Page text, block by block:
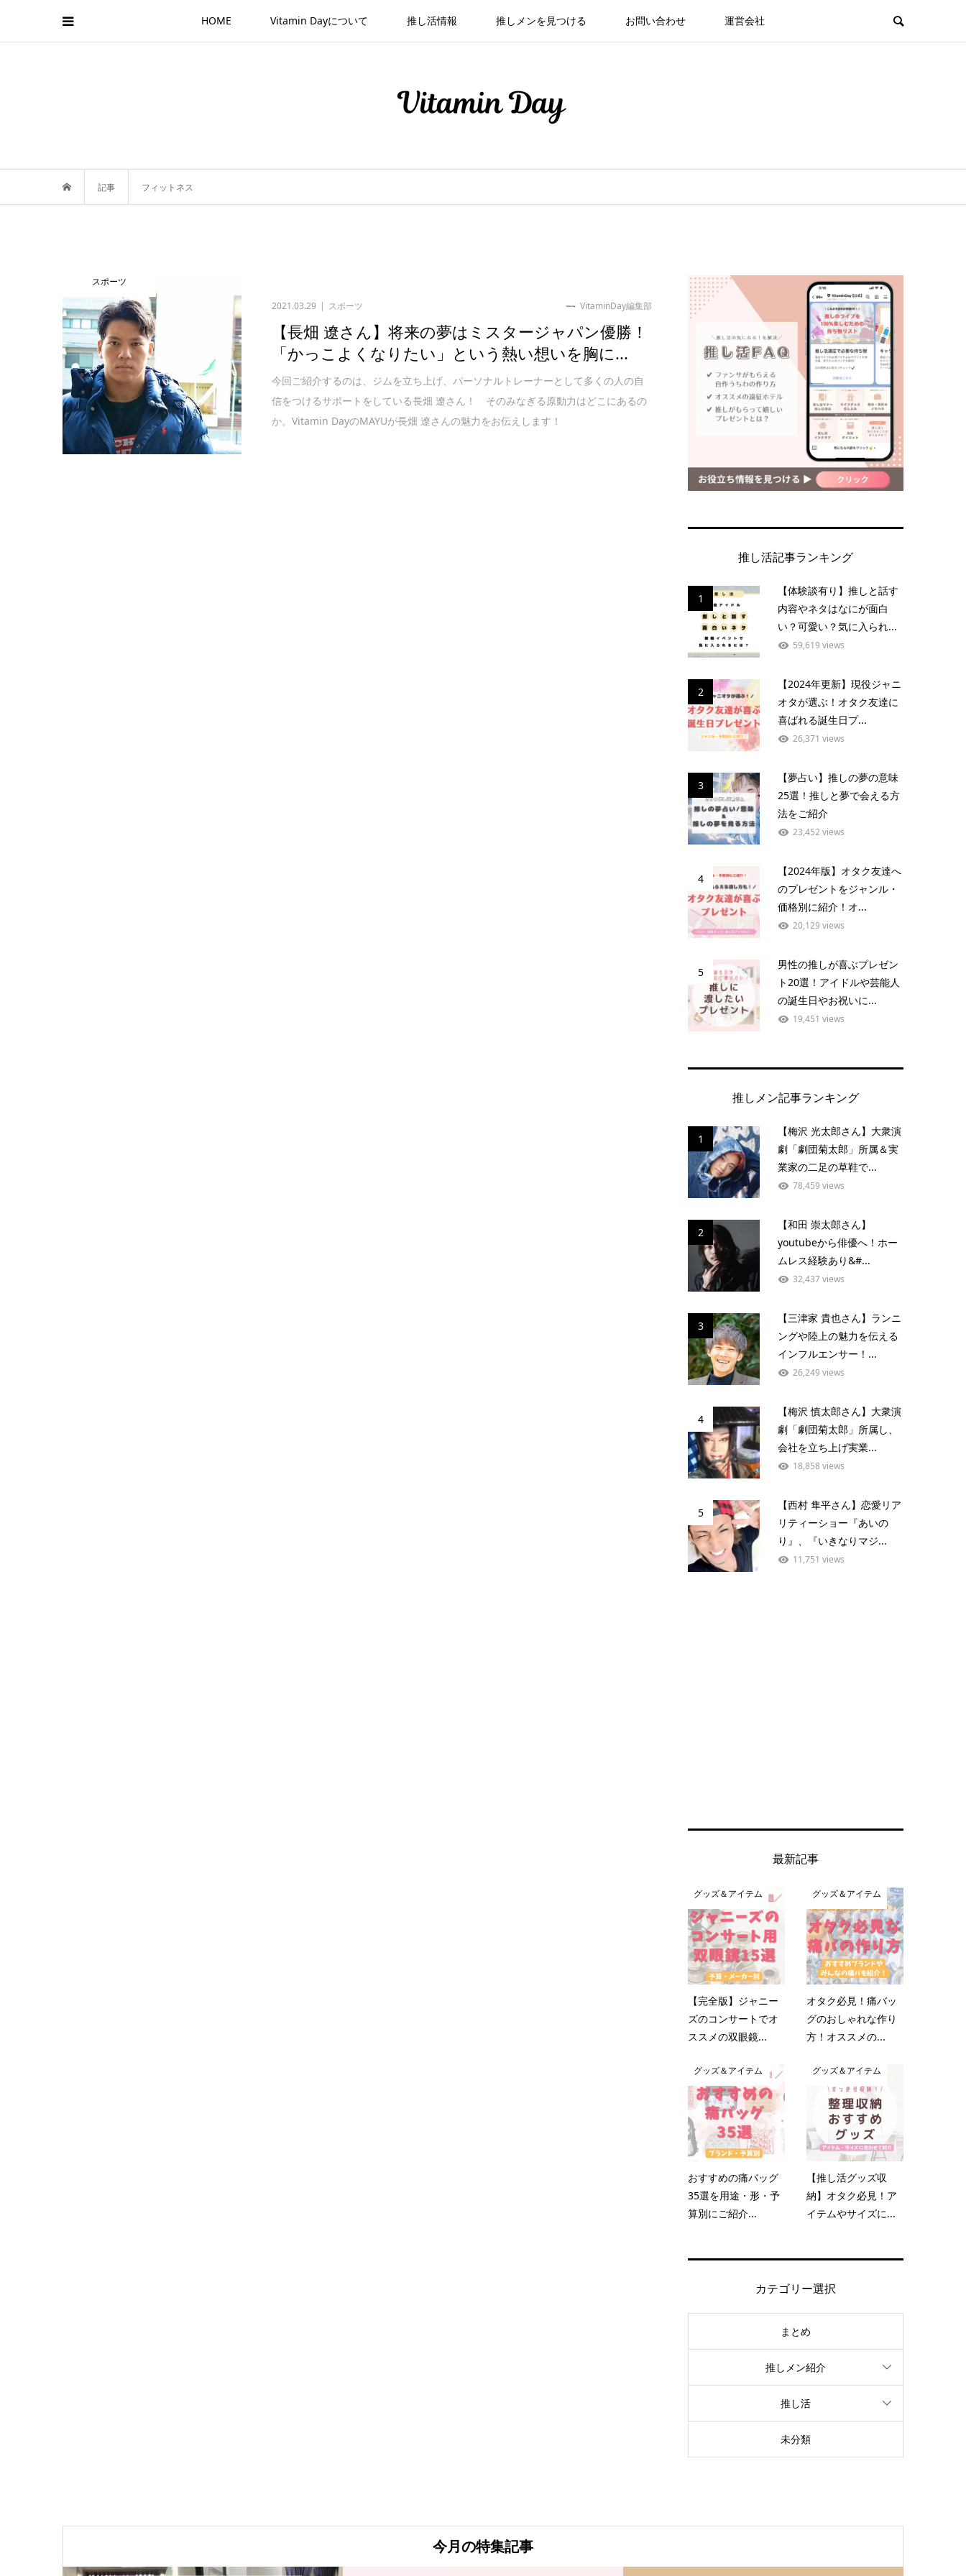
HOME Vitamin Dayについて 推し活情報 推しメンを見つける お問い合わせ 運営会社
記事 フィットネス
スポーツ
2021.03.29 スポーツ VitaminDay編集部
【長畑 遼さん】将来の夢はミスタージャパン優勝！
「かっこよくなりたい」という熱い想いを胸に...
今回ご紹介するのは、ジムを立ち上げ、パーソナルトレーナーとして多くの人の自
信をつけるサポートをしている長畑 遼さん！ そのみなぎる原動力はどこにあるの
か。Vitamin DayのMAYUが長畑 遼さんの魅力をお伝えします！
推し活記事ランキング
1
【体験談有り】推しと話す
内容やネタはなにが面白
い？可愛い？気に入られ...
59,619 views
2
【2024年更新】現役ジャニ
オタが選ぶ！オタク友達に
喜ばれる誕生日プ...
26,371 views
3
【夢占い】推しの夢の意味
25選！推しと夢で会える方
法をご紹介
23,452 views
4
【2024年版】オタク友達へ
のプレゼントをジャンル・
価格別に紹介！オ...
20,129 views
5
男性の推しが喜ぶプレゼン
ト20選！アイドルや芸能人
の誕生日やお祝いに...
19,451 views
推しメン記事ランキング
1
【梅沢 光太郎さん】大衆演
劇「劇団菊太郎」所属＆実
業家の二足の草鞋で...
78,459 views
2
【和田 崇太郎さん】
youtubeから俳優へ！ホー
ムレス経験あり&#...
32,437 views
3
【三津家 貴也さん】ランニ
ングや陸上の魅力を伝える
インフルエンサー！...
26,249 views
4
【梅沢 慎太郎さん】大衆演
劇「劇団菊太郎」所属し、
会社を立ち上げ実業...
18,858 views
5
【西村 隼平さん】恋愛リア
リティーショー『あいの
り』、『いきなりマジ...
11,751 views
最新記事
グッズ＆アイテム
【完全版】ジャニー
ズのコンサートでオ
ススメの双眼鏡...
グッズ＆アイテム
オタク必見！痛バッ
グのおしゃれな作り
方！オススメの...
グッズ＆アイテム
おすすめの痛バッグ
35選を用途・形・予
算別にご紹介...
グッズ＆アイテム
【推し活グッズ収
納】オタク必見！ア
イテムやサイズに...
カテゴリー選択
まとめ
推しメン紹介
推し活
未分類
今月の特集記事